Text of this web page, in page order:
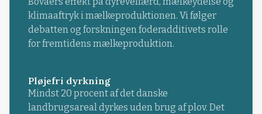
klimaaftryk i mælkeproduktionen. Vi følger
debatten og forskningen foderadditivets rolle
for fremtidens mælkeproduktion.
Pløjefri dyrkning
Mindst 20 procent af det danske
landbrugsareal dyrkes uden brug af plov. Det